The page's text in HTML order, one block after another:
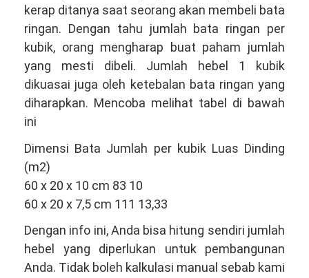
kerap ditanya saat seorang akan membeli bata
ringan. Dengan tahu jumlah bata ringan per
kubik, orang mengharap buat paham jumlah
yang mesti dibeli. Jumlah hebel 1 kubik
dikuasai juga oleh ketebalan bata ringan yang
diharapkan. Mencoba melihat tabel di bawah
ini
Dimensi Bata Jumlah per kubik Luas Dinding
(m2)
60 x 20 x 10 cm 83 10
60 x 20 x 7,5 cm 111 13,33
Dengan info ini, Anda bisa hitung sendiri jumlah
hebel yang diperlukan untuk pembangunan
Anda. Tidak boleh kalkulasi manual sebab kami